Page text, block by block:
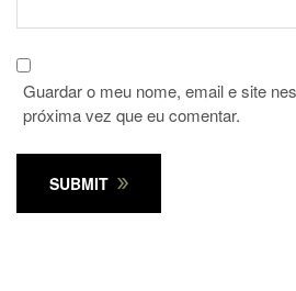
Guardar o meu nome, email e site
próxima vez que eu comentar.
SUBMIT